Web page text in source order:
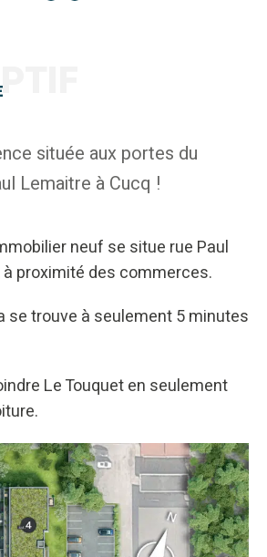
située aux portes du
Lemaitre à Cucq !
neuf se situe rue Paul
proximité des commerces.
se trouve à seulement 5 minutes
Le Touquet en seulement